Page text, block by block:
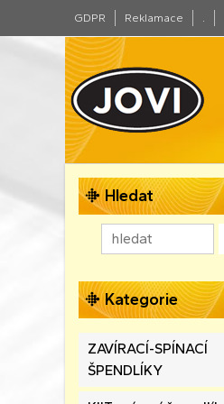
GDPR Reklamace .
Hledat
Kategorie
ZAVÍRACÍ-SPÍNACÍ
ŠPENDLÍKY